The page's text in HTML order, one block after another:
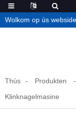
Wolkom op ús
Thús Produkten
Klinknagelmasine